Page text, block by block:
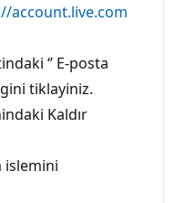
account.live.com
‘’ E-posta
tiklayiniz.
Kaldır
islemini